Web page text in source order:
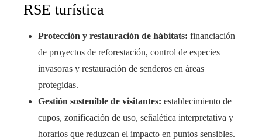
RSE turística
Protección y restauración de hábitats: financiación
de proyectos de reforestación, control de especies
invasoras y restauración de senderos en áreas
protegidas.
Gestión sostenible de visitantes: establecimiento de
cupos, zonificación de uso, señalética interpretativa y
horarios que reduzcan el impacto en puntos sensibles.